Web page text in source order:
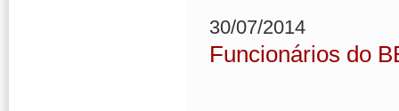
30/07/2014
Funcionários do